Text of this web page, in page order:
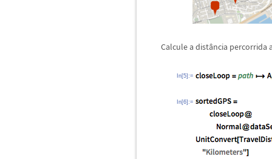
Calcule a distância percorrida
In[5]:=
In[6]:=